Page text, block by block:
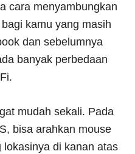
cara menyambungkan
kamu yang masih
dan sebelumnya
banyak perbedaan
mudah sekali. Pada
bisa arahkan mouse
lokasinya di kanan atas